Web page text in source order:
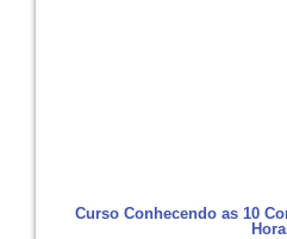
Curso Conhecendo as 10